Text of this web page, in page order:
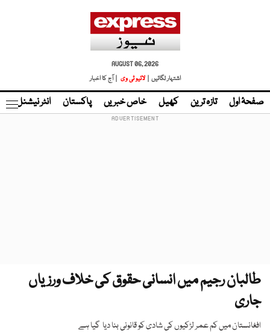
AUGUST 06, 2026
اشتہار لگائیں |
لائیو ٹی وی | آج کا اخبار
صفحۂ اول تازہ ترین کھیل خاص خبریں پاکستان انٹر نیشنل
طالبان رجیم میں انسانی حقوق کی خلاف ورزیاں
جاری
افغانستان میں کم عمر لڑکیوں کی شادی کو قانونی بنا دیا گیا ہے